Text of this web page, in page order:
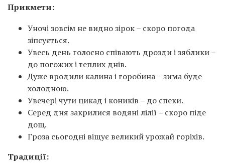
Прикмети:
Уночі зовсім не видно зірок – скоро погода
зіпсується.
Увесь день голосно співають дрозди і зяблики –
до погожих і теплих днів.
Дуже вродили калина і горобина – зима буде
холодною.
Увечері чути цикад і коників – до спеки.
Серед дня закрилися водяні лілії – скоро піде
дощ.
Гроза сьогодні віщує великий урожай горіхів.
Традиції: